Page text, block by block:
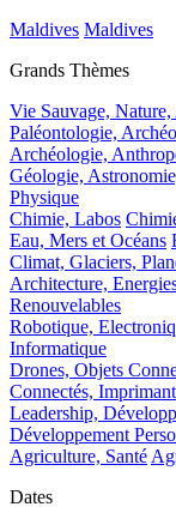
Maldives Maldives
Grands Thèmes
Vie Sauvage,
Paléontologie,
Archéologie,
Géologie,
Physique
Chimie, Labos
Eau, Mers et Océans
Climat, Glaciers,
Architecture,
Renouvelables
Robotique,
Informatique
Drones, Objets
Connectés,
Leadership,
Développement
Agriculture, Santé
Dates